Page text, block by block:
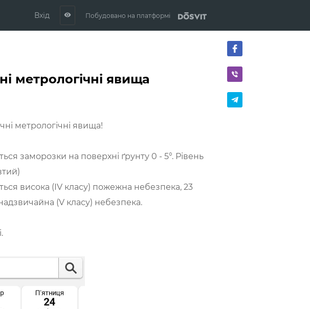
Вхід visibility Побудовано на платформі
метрологічні явища
метрологічні явища!
заморозки на поверхні ґрунту 0 - 5°. Рівень
висока (ІV класу) пожежна небезпека, 23
надзвичайна (V класу) небезпека.